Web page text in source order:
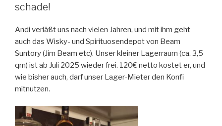
schade!
Andi verläßt uns nach vielen Jahren, und mit ihm geht
auch das Wisky- und Spirituosendepot von Beam
Suntory (Jim Beam etc). Unser kleiner Lagerraum (ca. 3,5
qm) ist ab Juli 2025 wieder frei. 120€ netto kostet er, und
wie bisher auch, darf unser Lager-Mieter den Konfi
mitnutzen.